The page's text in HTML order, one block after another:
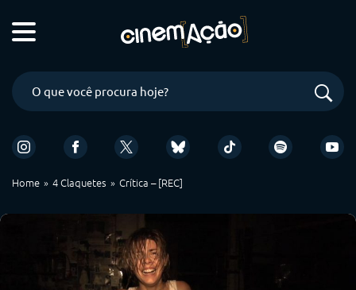
Home 4 Claquetes Crítica – [REC]